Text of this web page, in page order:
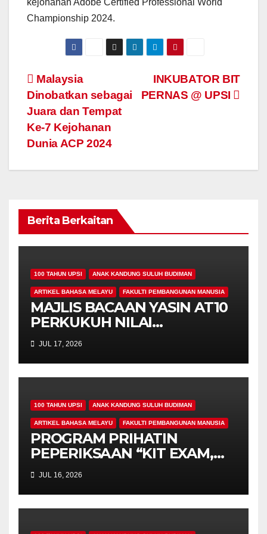
kejohanan Adobe Certified Professional World
Championship 2024.
Navigasi
kiriman
INKUBATOR BIT
PERNAS @ UPSI
Malaysia
Dinobatkan sebagai
Juara dan Tempat
Ke-7 Kejohanan
Dunia ACP 2024
Berita Berkaitan
100 TAHUN UPSI ANAK KANDUNG SULUH BUDIMAN
ARTIKEL BAHASA MELAYU FAKULTI PEMBANGUNAN MANUSIA
MAJLIS BACAAN YASIN AT10
PERKUKUH NILAI
KEROHANIAN,
KEPRIHATINAN DAN
UKHUWAH MAHASISWA
PROGRAM PENDIDIKAN
KHAS
JUL 17, 2026
100 TAHUN UPSI ANAK KANDUNG SULUH BUDIMAN
ARTIKEL BAHASA MELAYU FAKULTI PEMBANGUNAN MANUSIA
PROGRAM PRIHATIN
PEPERIKSAAN “KIT EXAM,
MISI 4.00” SUNTIK
SEMANGAT DAN
KEPRIHATINAN BUAT
MAHASISWA AT10
JUL 16, 2026